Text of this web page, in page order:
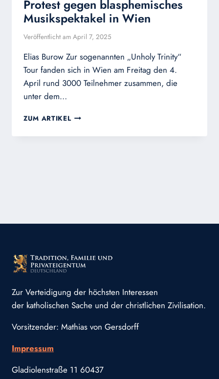
Protest gegen blasphemisches
Musikspektakel in Wien
Veröffentlicht am April 7, 2025
Elias Burow Zur sogenannten „Unholy Trinity“
Tour fanden sich in Wien am Freitag den 4.
April rund 3000 Teilnehmer zusammen, die
unter dem…
ZUM ARTIKEL PROTEST
BLASPHEMISCHES
Zur Verteidigung der höchsten Interessen
der katholischen Sache und der christlichen Zivilisation.
Vorsitzender: Mathias von Gersdorff
Impressum
Gladiolenstraße 11 60437